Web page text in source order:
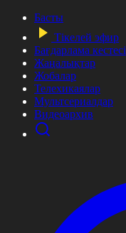
Басты
Тікелей эфир
Бағдарлама кестесі
Жаңалықтар
Жобалар
Телехикаялар
Мультсериалдар
Видеоархив